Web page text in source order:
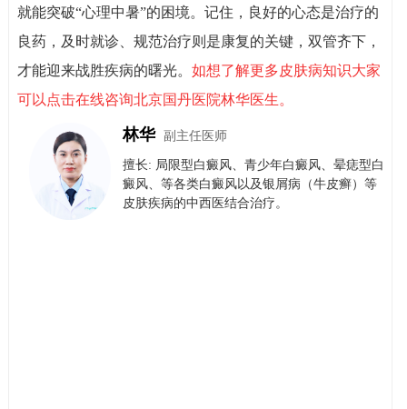
就能突破“心理中暑”的困境。记住，良好的心态是治疗的
良药，及时就诊、规范治疗则是康复的关键，双管齐下，
才能迎来战胜疾病的曙光。 如想了解更多皮肤病知识大家
可以点击在线咨询北京国丹医院林华医生。
林华 副主任医师
擅长: 局限型白癜风、青少年白癜风、晕痣型白
癜风、等各类白癜风以及银屑病（牛皮癣）等
皮肤疾病的中西医结合治疗。